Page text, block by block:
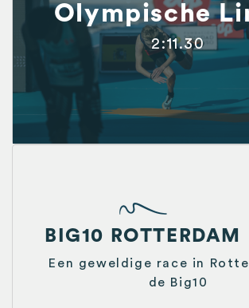
Olympische
2:11.30
BIG10 ROTTERDAM
Een geweldige race in
de Big10